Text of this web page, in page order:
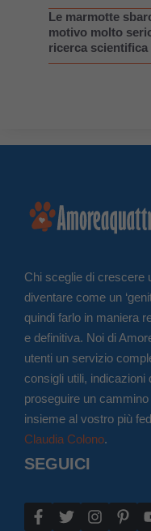
Le marmotte
motivo molto
ricerca scientifica
Chi sceglie di crescere
diventare come un
quindi farlo in maniera
e definitiva. Noi di
utenti un servizio
consigli utili, indicazioni
proseguire un
insieme al vostro più
Claudia Colono.
SEGUICI